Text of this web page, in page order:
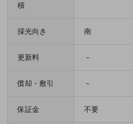
積
採光向き 南
更新料 －
償却・敷引 －
保証金 不要